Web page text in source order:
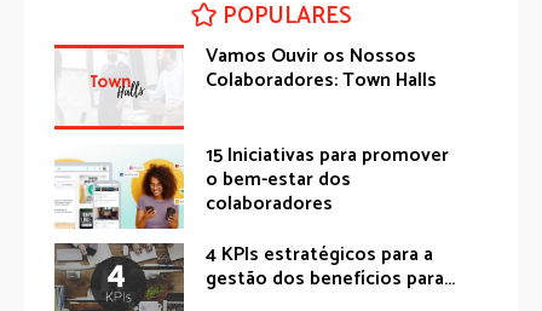
POPULARES
Vamos Ouvir os Nossos
Colaboradores: Town Halls
15 Iniciativas para promover
o bem-estar dos
colaboradores
4 KPIs estratégicos para a
gestão dos benefícios para...